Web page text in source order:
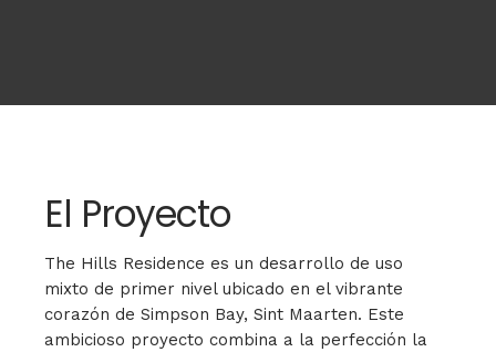
El Proyecto
The Hills Residence es un desarrollo de uso
mixto de primer nivel ubicado en el vibrante
corazón de Simpson Bay, Sint Maarten. Este
ambicioso proyecto combina a la perfección la